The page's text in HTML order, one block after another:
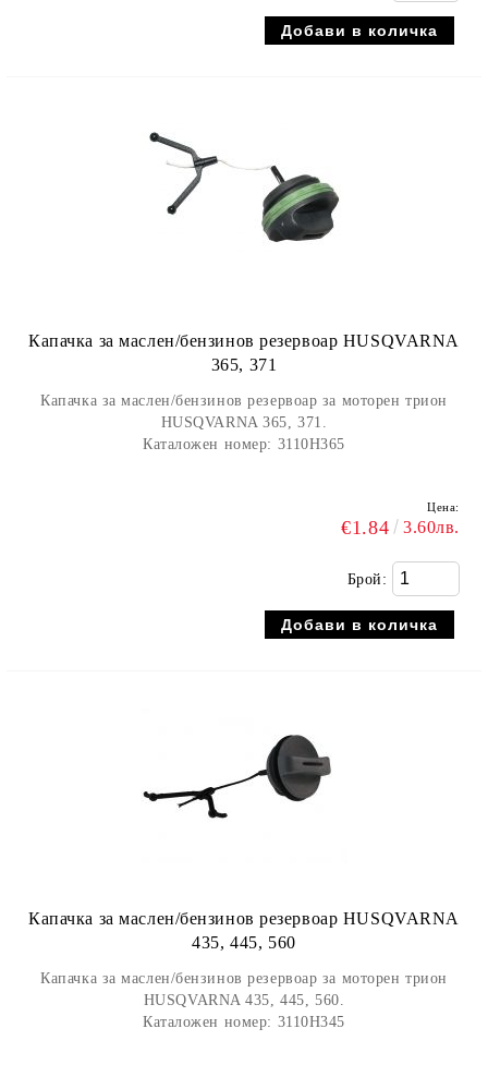
Капачка за маслен/бензинов резервоар HUSQVARNA
365, 371
Капачка за маслен/бензинов резервоар за моторен трион
HUSQVARNA 365, 371.
Каталожен номер: 3110H365
Цена:
€1.84 3.60лв.
Брой:
Капачка за маслен/бензинов резервоар HUSQVARNA
435, 445, 560
Капачка за маслен/бензинов резервоар за моторен трион
HUSQVARNA 435, 445, 560.
Каталожен номер: 3110H345